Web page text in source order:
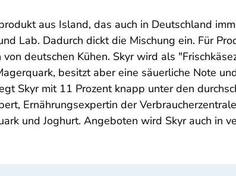
aus Island, das auch in Deutschland
Lab. Dadurch dickt die Mischung ein. Für
deutschen Kühen. Skyr wird als
besitzt aber eine säuerliche Note
Skyr mit 11 Prozent knapp unter den
Ernährungsexpertin der
und Joghurt. Angeboten wird Skyr auch in